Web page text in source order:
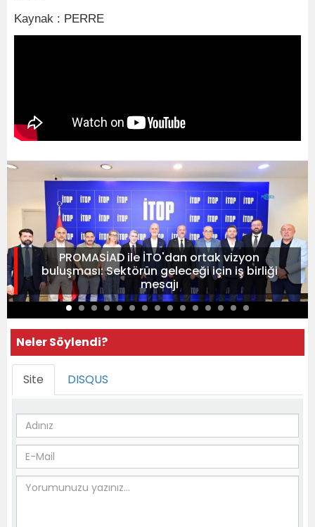
Kaynak : PERRE
PROMASİAD ile İTO'dan ortak vizyon
buluşması: Sektörün geleceği için iş birliği
mesajı
Neler Söylendi?
Site DISQUS